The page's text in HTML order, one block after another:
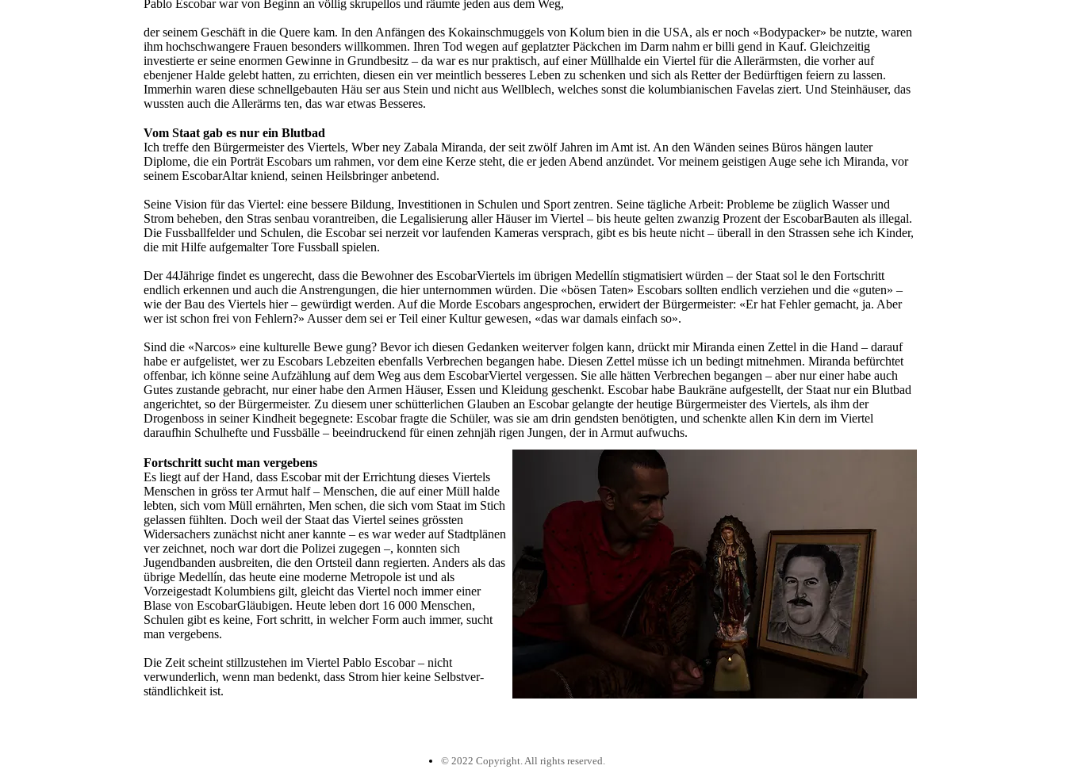
Pablo Escobar war von Beginn an völlig skrupellos und räumte jeden aus dem Weg,
der seinem Geschäft in die Quere kam. In den Anfängen des Kokainschmuggels von Kolum­ bien in die USA, als er noch «Bodypacker» be­ nutzte, waren
ihm hochschwangere Frauen besonders willkommen. Ihren Tod wegen auf­ geplatzter Päckchen im Darm nahm er billi­ gend in Kauf. Gleichzeitig
investierte er seine enormen Gewinne in Grundbesitz – da war es nur prak­tisch, auf einer Müllhalde ein Viertel für die Allerärmsten, die vorher auf
ebenjener Halde gelebt hatten, zu errichten, diesen ein ver­ meintlich besseres Leben zu schenken und sich als Retter der Bedürftigen feiern zu lassen.
Immerhin waren diese schnellgebauten Häu­ ser aus Stein und nicht aus Wellblech, welches sonst die kolumbianischen Favelas ziert. Und Steinhäuser, das
wussten auch die Allerärms­ ten, das war etwas Besseres.
Vom Staat gab es nur ein Blutbad
Ich treffe den Bürgermeister des Viertels, Wber­ ney Zabala Miranda, der seit zwölf Jahren im Amt ist. An den Wänden seines Büros hängen lauter
Diplome, die ein Porträt Escobars um­ rahmen, vor dem eine Kerze steht, die er jeden Abend anzündet. Vor meinem geistigen Auge sehe ich Miranda, vor
seinem Escobar­Altar kniend, seinen Heilsbringer anbetend.
Seine Vision für das Viertel: eine bessere Bildung, Investitionen in Schulen und Sport­ zentren. Seine tägliche Arbeit: Probleme be­ züglich Wasser und
Strom beheben, den Stras­ senbau vorantreiben, die Legalisierung aller Häuser im Viertel – bis heute gelten zwanzig Prozent der Escobar­Bauten als illegal.
Die Fussballfelder und Schulen, die Escobar sei­ nerzeit vor laufenden Kameras versprach, gibt es bis heute nicht – überall in den Strassen sehe ich Kinder,
die mit Hilfe aufgemalter Tore Fussball spielen.
Der 44­Jährige findet es ungerecht, dass die Bewohner des Escobar­Viertels im übrigen Medellín stigmatisiert würden – der Staat sol­ le den Fortschritt
endlich erkennen und auch die Anstrengungen, die hier unternommen würden. Die «bösen Taten» Escobars sollten endlich verziehen und die «guten» –
wie der Bau des Viertels hier – gewürdigt werden. Aufdie Morde Escobars angesprochen, erwidert der Bürgermeister: «Er hat Fehler gemacht, ja. Aber
wer ist schon frei von Fehlern?» Ausser­ dem sei er Teil einer Kultur gewesen, «das war damals einfach so».
Sind die «Narcos» eine kulturelle Bewe­ gung? Bevor ich diesen Gedanken weiterver­ folgen kann, drückt mir Miranda einen Zettel in die Hand – darauf
habe er aufgelistet, wer zu Escobars Lebzeiten ebenfalls Verbrechen begangen habe. Diesen Zettel müsse ich un­ bedingt mitnehmen. Miranda befürchtet
offenbar, ich könne seine Aufzählung auf dem Weg aus dem Escobar­Viertel vergessen. Sie alle hätten Verbrechen begangen – aber nur einer habe auch
Gutes zustande gebracht, nur einer habe den Armen Häuser, Essen und Kleidung geschenkt. Escobar habe Baukräne aufgestellt, der Staat nur ein Blutbad
ange­richtet, so der Bürgermeister. Zu diesem uner­ schütterlichen Glauben an Escobar gelangte der heutige Bürgermeister des Viertels, als ihm der
Drogenboss in seiner Kindheit begegnete: Escobar fragte die Schüler, was sie am drin­ gendsten benötigten, und schenkte allen Kin­ dern im Viertel
daraufhin Schulhefte und Fussbälle – beeindruckend für einen zehnjäh­ rigen Jungen, der in Armut aufwuchs.
Fortschritt sucht man vergebens
Es liegt auf der Hand, dass Escobar mit der Errichtung dieses Viertels
Menschen in gröss­ ter Armut half – Menschen, die auf einer Müll­ halde
lebten, sich vom Müll ernährten, Men­ schen, die sich vom Staat im Stich
gelassen fühlten. Doch weil der Staat das Viertel seines grössten
Widersachers zunächst nicht aner­ kannte – es war weder auf Stadtplänen
ver­ zeichnet, noch war dort die Polizei zugegen –, konnten sich
Jugendbanden ausbreiten, die den Ortsteil dann regierten. Anders als das
übrige Medellín, das heute eine moderne Me­tropole ist und als
Vorzeigestadt Kolumbiens gilt, gleicht das Viertel noch immer einer
Blase von Escobar­Gläubigen. Heute leben dort 16 000 Menschen,
Schulen gibt es keine, Fort­ schritt, in welcher Form auch immer, sucht
man vergebens.
Die Zeit scheint stillzustehen im Viertel Pablo Escobar – nicht
verwunderlich, wenn man bedenkt, dass Strom hier keine Selbstver­
ständlichkeit ist.
© 2022 Copyright. All rights reserved.